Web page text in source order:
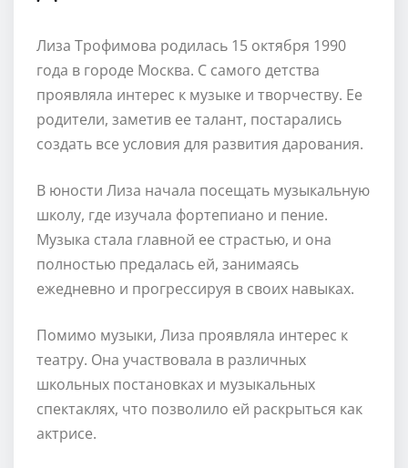
Лиза Трофимова родилась 15 октября 1990
года в городе Москва. С самого детства
проявляла интерес к музыке и творчеству. Ее
родители, заметив ее талант, постарались
создать все условия для развития дарования.
В юности Лиза начала посещать музыкальную
школу, где изучала фортепиано и пениe.
Музыка стала главной ее страстью, и она
полностью предалась ей, занимаясь
ежедневно и прогрессируя в своих навыках.
Помимо музыки, Лиза проявляла интерес к
театру. Она участвовала в различных
школьных постановках и музыкальных
спектаклях, что позволило ей раскрыться как
актрисе.